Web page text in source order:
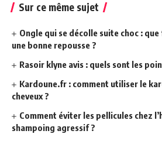
Sur ce même sujet
Ongle qui se décolle suite choc :
une bonne repousse ?
Rasoir klyne avis : quels sont les
Kardoune.fr : comment utiliser le
cheveux ?
Comment éviter les pellicules chez
shampoing agressif ?